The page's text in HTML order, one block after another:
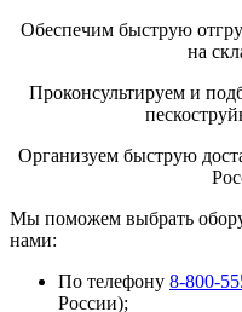
Обеспечим быструю
на
Проконсультируем и
Организуем быструю
Мы поможем выбрать
нами:
По телефону 8-800-
России);